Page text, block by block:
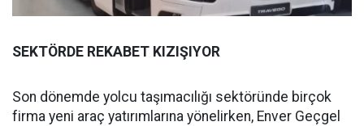
SEKTÖRDE REKABET KIZIŞIYOR
Son dönemde yolcu taşımacılığı sektöründe birçok
firma yeni araç yatırımlarına yönelirken, Enver Geçgel